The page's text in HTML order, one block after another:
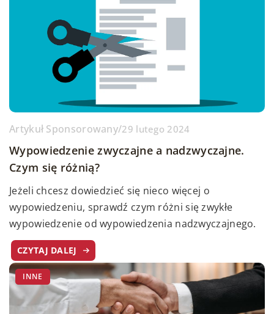
Artykuł Sponsorowany/29 lutego 2024
Wypowiedzenie zwyczajne a nadzwyczajne.
Czym się różnią?
Jeżeli chcesz dowiedzieć się nieco więcej o
wypowiedzeniu, sprawdź czym różni się zwykłe
wypowiedzenie od wypowiedzenia nadzwyczajnego.
CZYTAJ DALEJ
INNE